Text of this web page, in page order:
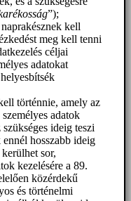
”);
kell
meg kell tenni
céljai
adatokat
történnie, amely az
adatok
ideig teszi
hosszabb ideig
sor,
kezelésére a 89.
közérdekű
és történelmi